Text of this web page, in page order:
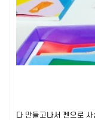
다 만들고나서 펜으로